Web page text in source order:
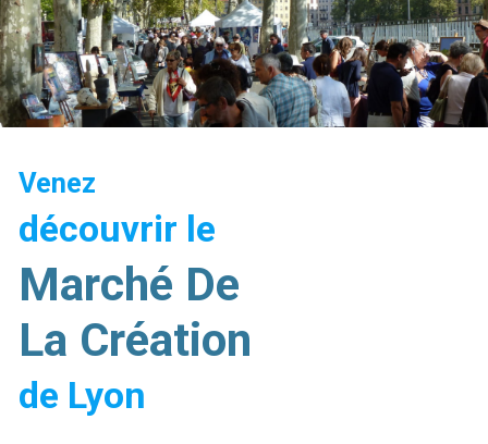
Venez
découvrir le
Marché De
La Création
de Lyon